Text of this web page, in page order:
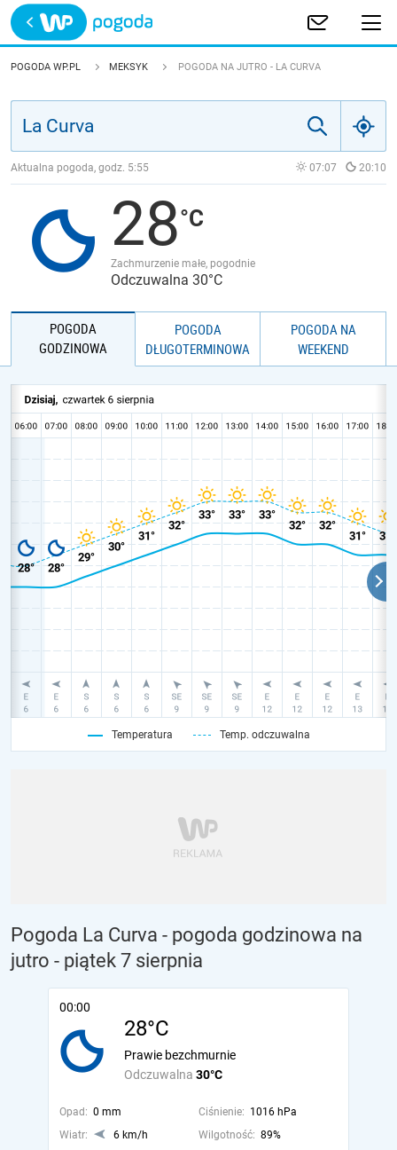
Trwa ładowanie
POLSKA
JAKOŚĆ POWIETRZA
POGODA WP.PL MEKSYK POGODA NA JUTRO - LA CURVA
Aktualna pogoda, godz. 5:55 07:07 20:10
28
Zachmurzenie małe, pogodnie
Odczuwalna 30°C
POGODA
GODZINOWA
POGODA
DŁUGOTERMINOWA
POGODA NA
WEEKEND
Temperatura Temp. odczuwalna
Pogoda La Curva - pogoda godzinowa na
jutro - piątek 7 sierpnia
00:00
28°C
Odczuwalna 30°C
Prawie bezchmurnie
Opad: 0 mm Ciśnienie: 1016 hPa
Wiatr:
6 km/h Wilgotność: 89%